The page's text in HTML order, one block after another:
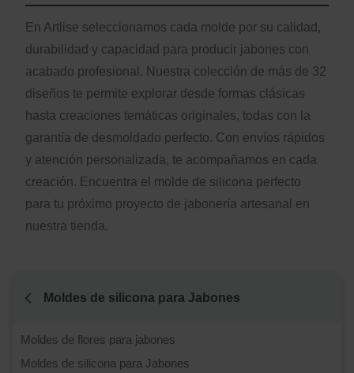
Moldes de silicona para Jabones
Moldes de flores para jabones
Moldes de silicona para Jabones
En Artlise seleccionamos cada molde por su calidad,
durabilidad y capacidad para producir jabones con
acabado profesional. Nuestra colección de más de 32
diseños te permite explorar desde formas clásicas
hasta creaciones temáticas originales, todas con la
garantía de desmoldado perfecto. Con envíos rápidos
y atención personalizada, te acompañamos en cada
creación. Encuentra el molde de silicona perfecto
para tu próximo proyecto de jabonería artesanal en
nuestra tienda.